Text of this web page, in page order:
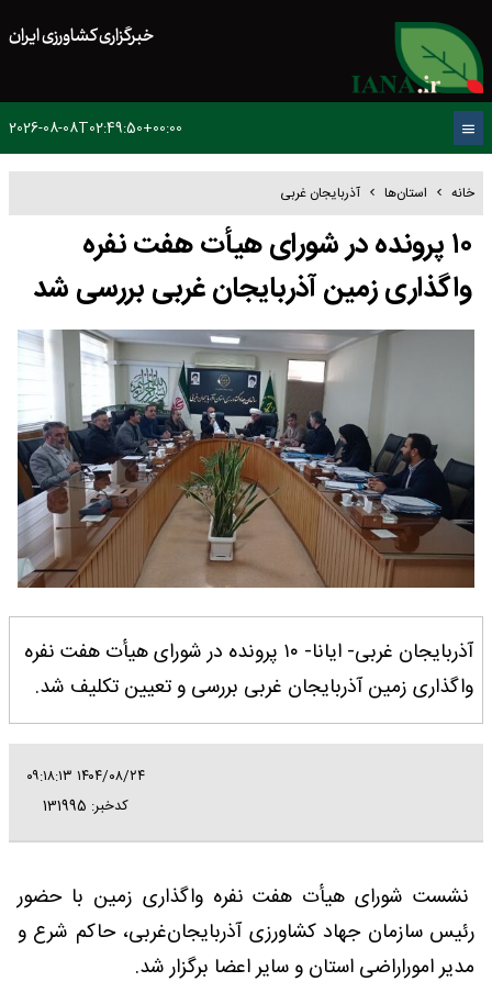
خبرگزاری کشاورزی ایران
2026-08-08T02:49:50+00:00
خانه استان‌ها آذربایجان غربی
۱۰ پرونده در شورای هیأت هفت نفره
واگذاری زمین آذربایجان غربی بررسی شد
آذربایجان غربی- ایانا- ۱۰ پرونده در شورای هیأت هفت نفره
واگذاری زمین آذربایجان غربی بررسی و تعیین تکلیف شد.
۱۴۰۴/۰۸/۲۴ ۰۹:۱۸:۱۳
کدخبر: 131995
نشست شورای هیأت هفت نفره واگذاری زمین با حضور
رئیس سازمان جهاد کشاورزی آذربایجان‌غربی، حاکم شرع و
مدیر اموراراضی استان و سایر اعضا برگزار شد.